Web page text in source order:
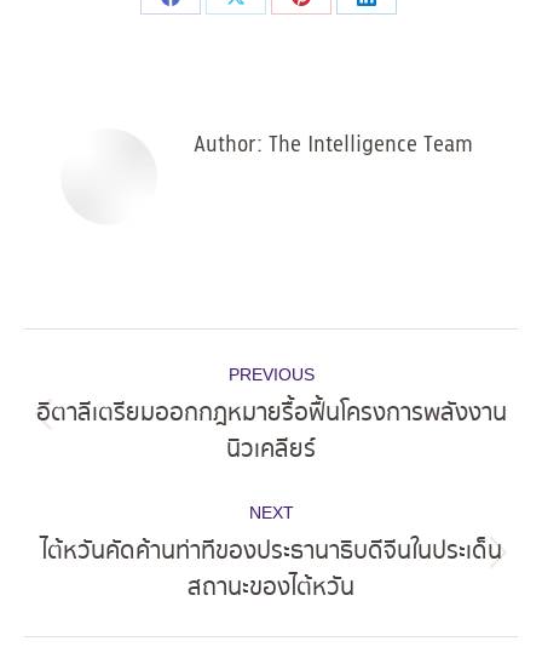
Share
Share
Share
Share
Author: The Intelligence Team
navigation
PREVIOUS
post:
อิตาลีเตรียมออกกฎหมายรื้อฟื้นโครงการพลังงาน
นิวเคลียร์
NEXT
Next
post:
ไต้หวันคัดค้านท่าทีของประธานาธิบดีจีนในประเด็น
สถานะของไต้หวัน